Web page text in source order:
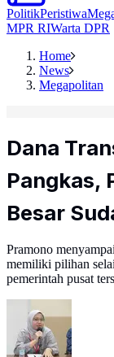
PolitikPeristiwa
MPR RIWarta DPR
Home
News
Megapolitan
Dana
Pangkas,
Besar
Pramono
memiliki pilihan
pemerintah pusat